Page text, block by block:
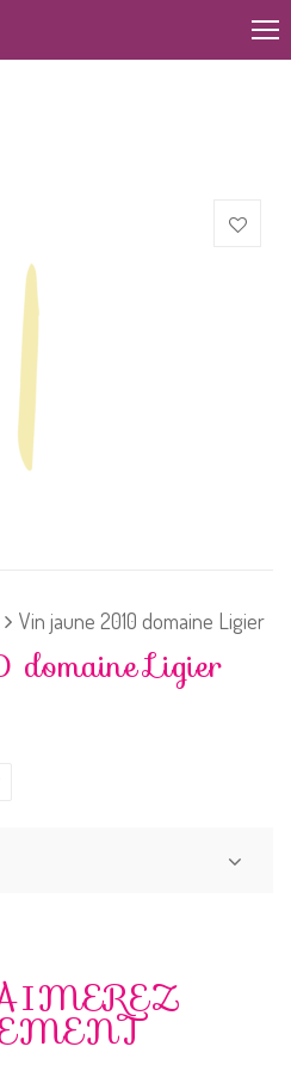
Vin jaune 2010 domaine Ligier
Ligier